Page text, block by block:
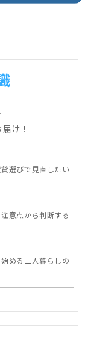
け！
選びで見直したい
意点から判断する
める二人暮らしの